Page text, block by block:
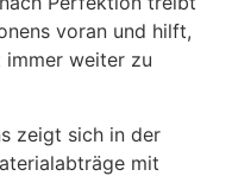
voran und hilft,
weiter zu
zeigt sich in der
mit